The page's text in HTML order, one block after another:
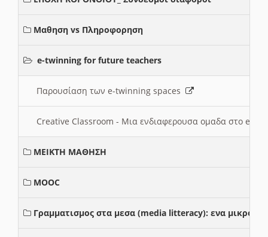
Μαθηση vs Πληροφορηση
e-twinning for future teachers
Παρουσίαση των e-twinning spaces
Creative Classroom - Μια ενδιαφερουσα ομαδα στο e-
ΜΕΙΚΤΗ ΜΑΘΗΣΗ
MOOC
Γραμματισμος στα μεσα (media litteracy): ενα μικρο